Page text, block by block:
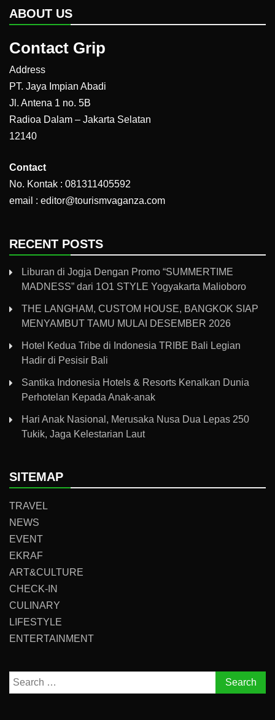
ABOUT US
Contact Grip
Address
PT. Jaya Impian Abadi
Jl. Antena 1 no. 5B
Radioa Dalam – Jakarta Selatan
12140
Contact
No. Kontak : 081311405592
email : editor@tourismvaganza.com
RECENT POSTS
Liburan di Jogja Dengan Promo “SUMMERTIME
MADNESS” dari 1O1 STYLE Yogyakarta Malioboro
THE LANGHAM, CUSTOM HOUSE, BANGKOK SIAP
MENYAMBUT TAMU MULAI DESEMBER 2026
Hotel Kedua Tribe di Indonesia TRIBE Bali Legian
Hadir di Pesisir Bali
Santika Indonesia Hotels & Resorts Kenalkan Dunia
Perhotelan Kepada Anak-anak
Hari Anak Nasional, Merusaka Nusa Dua Lepas 250
Tukik, Jaga Kelestarian Laut
SITEMAP
TRAVEL
NEWS
EVENT
EKRAF
ART&CULTURE
CHECK-IN
CULINARY
LIFESTYLE
ENTERTAINMENT
Search
for: